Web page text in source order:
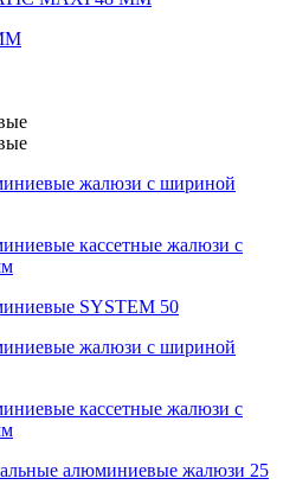
жалюзи с шириной
кассетные жалюзи с
SYSTEM 50
жалюзи с шириной
кассетные жалюзи с
алюминиевые жалюзи 25